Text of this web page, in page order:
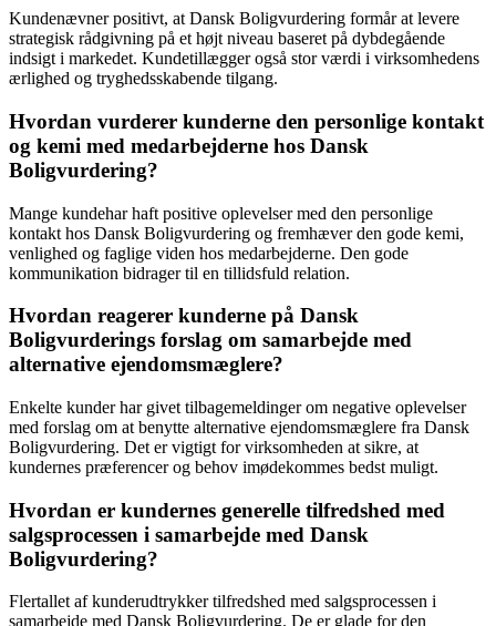
Kundenævner positivt, at Dansk Boligvurdering formår at levere
strategisk rådgivning på et højt niveau baseret på dybdegående
indsigt i markedet. Kundetillægger også stor værdi i virksomhedens
ærlighed og tryghedsskabende tilgang.
Hvordan vurderer kunderne den personlige kontakt
og kemi med medarbejderne hos Dansk
Boligvurdering?
Mange kundehar haft positive oplevelser med den personlige
kontakt hos Dansk Boligvurdering og fremhæver den gode kemi,
venlighed og faglige viden hos medarbejderne. Den gode
kommunikation bidrager til en tillidsfuld relation.
Hvordan reagerer kunderne på Dansk
Boligvurderings forslag om samarbejde med
alternative ejendomsmæglere?
Enkelte kunder har givet tilbagemeldinger om negative oplevelser
med forslag om at benytte alternative ejendomsmæglere fra Dansk
Boligvurdering. Det er vigtigt for virksomheden at sikre, at
kundernes præferencer og behov imødekommes bedst muligt.
Hvordan er kundernes generelle tilfredshed med
salgsprocessen i samarbejde med Dansk
Boligvurdering?
Flertallet af kunderudtrykker tilfredshed med salgsprocessen i
samarbejde med Dansk Boligvurdering. De er glade for den